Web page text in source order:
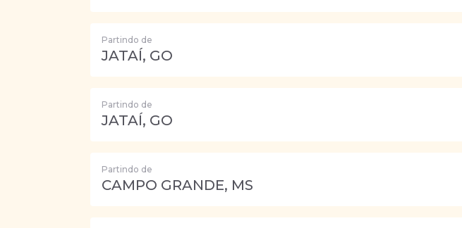
Partindo de
JATAÍ, GO
Partindo de
JATAÍ, GO
Partindo de
CAMPO GRANDE, MS